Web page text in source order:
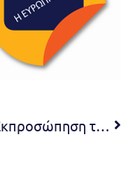
Εκπροσώπηση του Δήμου Πεντέλης σε διαδικτυακή Ευρωπαϊκή συνάντηση εργασίας των Πόλεων – Πιλότων στο πλαίσιο του προγράμματος Κλιματικής Ουδετερότητας